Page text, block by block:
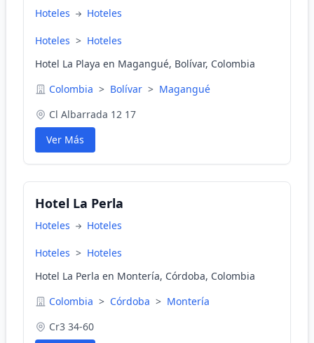
Hoteles Hoteles
Hoteles > Hoteles
Hotel La Playa en Magangué, Bolívar, Colombia
Colombia > Bolívar > Magangué
Cl Albarrada 12 17
Ver Más
Hotel La Perla
Hoteles Hoteles
Hoteles > Hoteles
Hotel La Perla en Montería, Córdoba, Colombia
Colombia > Córdoba > Montería
Cr3 34-60